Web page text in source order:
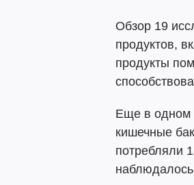
Обзор 19
продуктов,
продукты
Еще в одном
кишечные
потребляли
наблюдалось